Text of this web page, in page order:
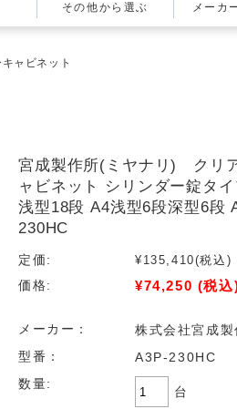
その他から選ぶ メーカ
ャビネット
宮成製作所(ミヤナリ) クリ
ャビネット シリンダー錠タ
浅型18段 A4浅型6段深型6段
230HC
定価: ¥135,410(税込)
価格:
¥74,250 (税込
メーカー：
株式会社宮成製
型番：
A3P-230HC
数量:
台